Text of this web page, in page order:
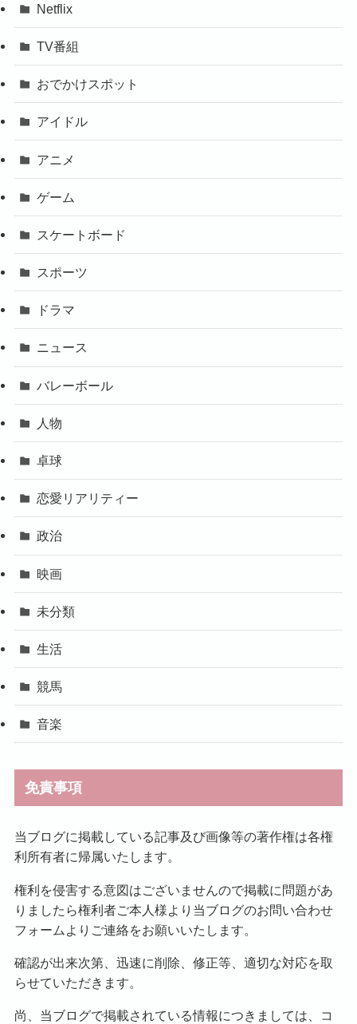
Netflix
TV番組
おでかけスポット
アイドル
アニメ
ゲーム
スケートボード
スポーツ
ドラマ
ニュース
バレーボール
人物
卓球
恋愛リアリティー
政治
映画
未分類
生活
競馬
音楽
免責事項
当ブログに掲載している記事及び画像等の著作権は各権
利所有者に帰属いたします。
権利を侵害する意図はございませんので掲載に問題があ
りましたら権利者ご本人様より当ブログのお問い合わせ
フォームよりご連絡をお願いいたします。
確認が出来次第、迅速に削除、修正等、適切な対応を取
らせていただきます。
尚、当ブログで掲載されている情報につきましては、コ